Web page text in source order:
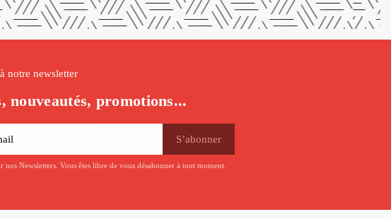
notre newsletter
nouveautés, promotions...
Newsletters. Vous êtes libre de vous désabonner à tout moment.